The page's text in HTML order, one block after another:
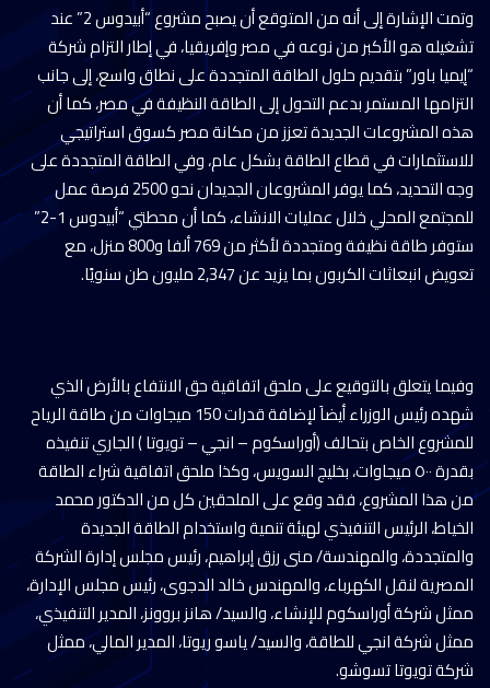
وتمت الإشارة إلى أنه من المتوقع أن يصبح مشروع “أبيدوس 2” عند
تشغيله هو الأكبر من نوعه في مصر وإفريقيا، في إطار التزام شركة
“إيميا باور” بتقديم حلول الطاقة المتجددة على نطاق واسع، إلى جانب
التزامها المستمر بدعم التحول إلى الطاقة النظيفة في مصر، كما أن
هذه المشروعات الجديدة تعزز من مكانة مصر كسوق استراتيجي
للاستثمارات في قطاع الطاقة بشكل عام، وفي الطاقة المتجددة على
وجه التحديد، كما يوفر المشروعان الجديدان نحو 2500 فرصة عمل
للمجتمع المحلي خلال عمليات الانشاء، كما أن محطتي “أبيدوس 1-2”
ستوفر طاقة نظيفة ومتجددة لأكثر من 769 ألفا و800 منزل، مع
تعويض انبعاثات الكربون بما يزيد عن 2,347 مليون طن سنويًا.
وفيما يتعلق بالتوقيع على ملحق اتفاقية حق الانتفاع بالأرض الذي
شهده رئيس الوزراء أيضاَ لإضافة قدرات 150 ميجاوات من طاقة الرياح
للمشروع الخاص بتحالف (أوراسكوم – انجي – تويوتا ) الجاري تنفيذه
بقدرة ٥٠٠ ميجاوات، بخليج السويس، وكذا ملحق اتفاقية شراء الطاقة
من هذا المشروع، فقد وقع على الملحقين كل من الدكتور محمد
الخياط، الرئيس التنفيذي لهيئة تنمية واستخدام الطاقة الجديدة
والمتجددة، والمهندسة/ منى رزق إبراهيم، رئيس مجلس إدارة الشركة
المصرية لنقل الكهرباء، والمهندس خالد الدجوى، رئيس مجلس الإدارة،
ممثل شركة أوراسكوم للإنشاء، والسيد/ هانز بروونز، المدير التنفيذي،
ممثل شركة انجي للطاقة، والسيد/ ياسو ريوتا، المدير المالي، ممثل
شركة تويوتا تسوشو.